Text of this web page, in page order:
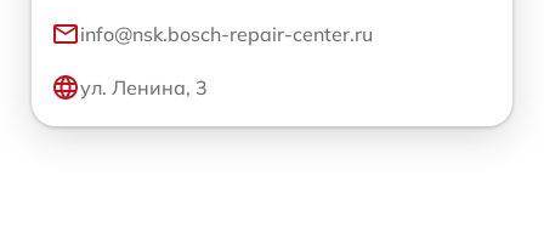
info@nsk.bosch-repair-center.ru
ул. Ленина, 3